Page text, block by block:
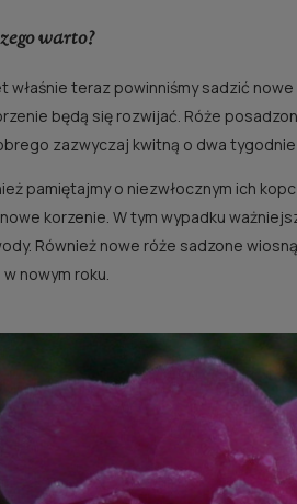
RÓŻA
(CZERWONY
30,00 zł
powiadom o
warto?
właśnie teraz powinniśmy sadzić
będą się rozwijać. Róże
zazwyczaj kwitną o dwa
pamiętajmy o niezwłocznym ich
korzenie. W tym wypadku
Również nowe róże sadzone
nowym roku.